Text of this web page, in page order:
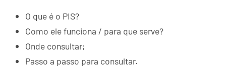
O que é o PIS?
Como ele funciona / para que serve?
Onde consultar;
Passo a passo para consultar.